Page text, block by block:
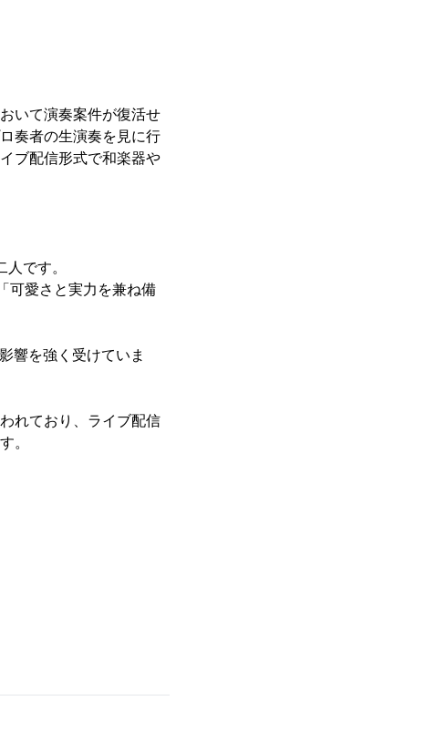
いて演奏案件が復活せ
奏者の生演奏を見に行
ブ配信形式で和楽器や
です。
可愛さと実力を兼ね備
響を強く受けていま
れており、ライブ配信
。